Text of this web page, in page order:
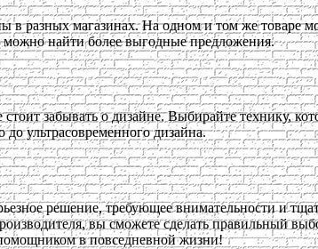
в разных магазинах. На одном и том же товаре
можно найти более выгодные предложения.
забывать о дизайне. Выбирайте технику,
до ультрасовременного дизайна.
решение, требующее внимательности и
вы сможете сделать правильный
в повседневной жизни!